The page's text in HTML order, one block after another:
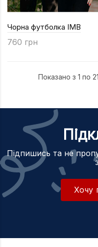
Чорна футболка ІМВ
760 грн
Показано з 1 по
Підпишись та не
Хочу